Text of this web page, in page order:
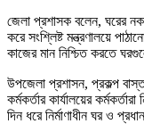
জেলা প্রশাসক বলেন, ঘরের
করে সংশ্লিষ্ট মন্ত্রণালয়ে
কাজের মান নিশ্চিত করতে
উপজেলা প্রশাসন, প্রকল্প
কর্মকর্তার কার্যালয়ের
দিন ধরে নির্মাণাধীন ঘর ও